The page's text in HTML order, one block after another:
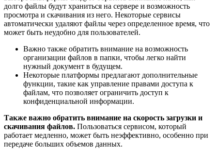
долго файлы будут храниться на сервере и возможность
просмотра и скачивания из него. Некоторые сервисы
автоматически удаляют файлы через определенное время, что
может быть неудобно для пользователей.
Важно также обратить внимание на возможность
организации файлов в папки, чтобы легко найти
нужный документ в будущем.
Некоторые платформы предлагают дополнительные
функции, такие как управление правами доступа к
файлам, что позволяет ограничить доступ к
конфиденциальной информации.
Также важно обратить внимание на скорость загрузки и
скачивания файлов. Пользоваться сервисом, который
работает медленно, может быть неэффективно, особенно при
передаче больших объемов данных.